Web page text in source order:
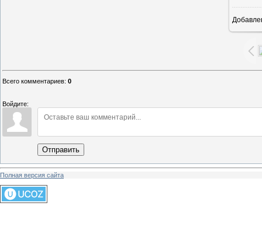
Всего комментариев: 0
Войдите:
Отправить
Полная версия сайта